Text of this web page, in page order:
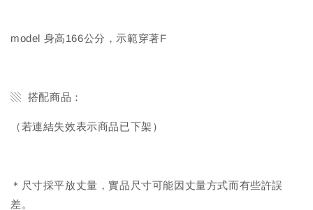
model 身高166公分，示範穿著F
▧ 搭配商品：
（若連結失效表示商品已下架）
＊尺寸採平放丈量，實品尺寸可能因丈量方式而有些許誤
差。